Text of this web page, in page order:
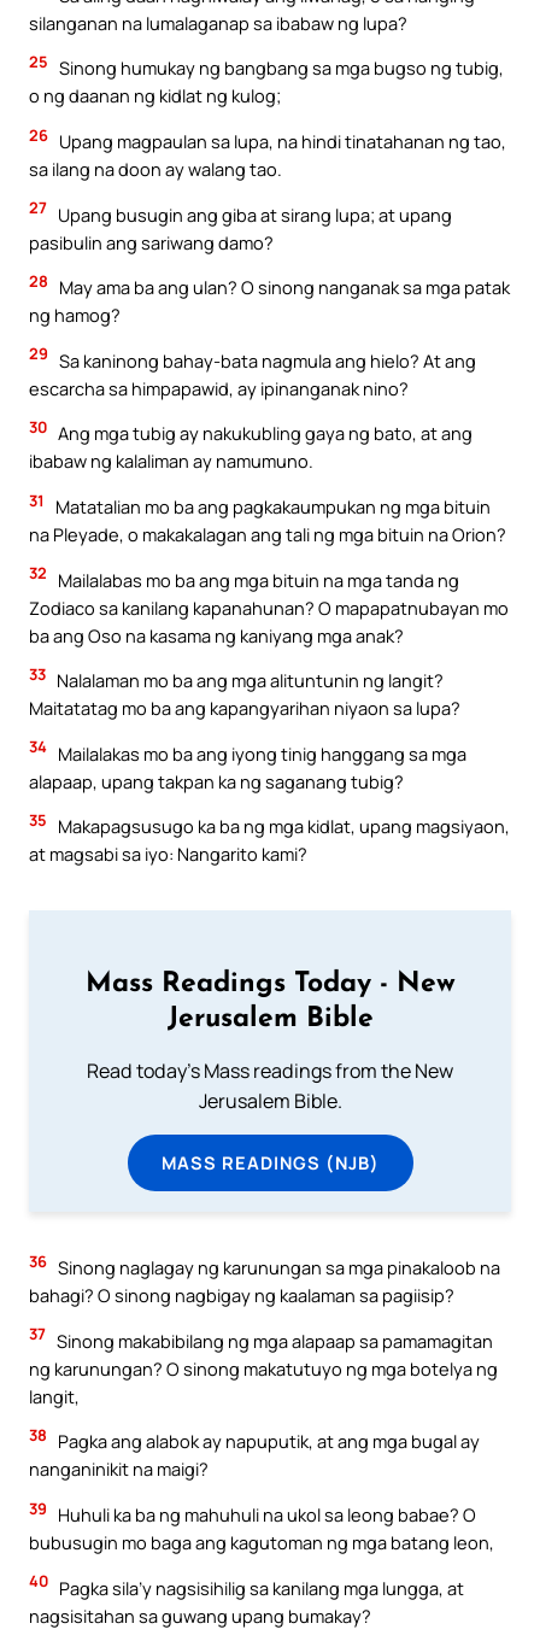
silanganan na lumalaganap sa ibabaw ng lupa?
25 Sinong humukay ng bangbang sa mga bugso ng tubig,
o ng daanan ng kidlat ng kulog;
26 Upang magpaulan sa lupa, na hindi tinatahanan ng tao,
sa ilang na doon ay walang tao.
27 Upang busugin ang giba at sirang lupa; at upang
pasibulin ang sariwang damo?
28
May ama ba ang ulan? O sinong nanganak sa mga patak
ng hamog?
29 Sa kaninong bahay-bata nagmula ang hielo? At ang
escarcha sa himpapawid, ay ipinanganak nino?
30 Ang mga tubig ay nakukubling gaya ng bato, at ang
ibabaw ng kalaliman ay namumuno.
31
Matatalian mo ba ang pagkakaumpukan ng mga bituin
na Pleyade, o makakalagan ang tali ng mga bituin na Orion?
32
Mailalabas mo ba ang mga bituin na mga tanda ng
Zodiaco sa kanilang kapanahunan? O mapapatnubayan mo
ba ang Oso na kasama ng kaniyang mga anak?
33 Nalalaman mo ba ang mga alituntunin ng langit?
Maitatatag mo ba ang kapangyarihan niyaon sa lupa?
34 Mailalakas mo ba ang iyong tinig hanggang sa mga
alapaap, upang takpan ka ng saganang tubig?
35
Makapagsusugo ka ba ng mga kidlat, upang magsiyaon,
at magsabi sa iyo: Nangarito kami?
Mass Readings Today - New
Jerusalem Bible
Read today's Mass readings from the New
Jerusalem Bible.
MASS READINGS (NJB)
36 Sinong naglagay ng karunungan sa mga pinakaloob na
bahagi? O sinong nagbigay ng kaalaman sa pagiisip?
37 Sinong makabibilang ng mga alapaap sa pamamagitan
ng karunungan? O sinong makatutuyo ng mga botelya ng
langit,
38
Pagka ang alabok ay napuputik, at ang mga bugal ay
nanganinikit na maigi?
39
Huhuli ka ba ng mahuhuli na ukol sa leong babae? O
bubusugin mo baga ang kagutoman ng mga batang leon,
40 Pagka sila’y nagsisihilig sa kanilang mga lungga, at
nagsisitahan sa guwang upang bumakay?